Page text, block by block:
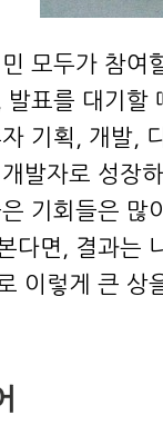
모두가 참여
발표를 대기할
기획, 개발,
발자로 성장
기회들은 많
다면, 결과는
이렇게 큰 상